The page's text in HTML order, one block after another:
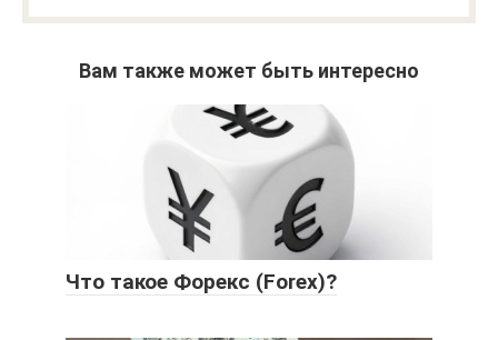
Вам также может быть интересно
Что такое Форекс (Forex)?